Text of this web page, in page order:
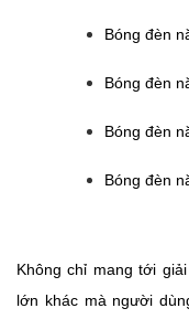
Bóng đèn
Bóng đèn
Bóng đèn
Bóng đèn
Không chỉ mang tới
lớn khác mà người